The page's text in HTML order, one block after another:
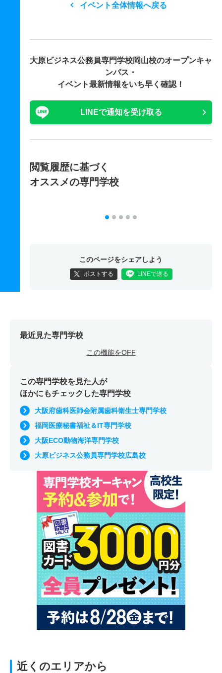
イベント全体情報へ戻る
大原ビジネス公務員専門学校岡山校のオープンキャ
ンパス・
イベント最新情報をいち早く確認！
LINEで通知を受け取る
閲覧履歴に基づく
オススメの専門学校
このページをシェアしよう
ポストする LINEで送る
最近見た専門学校
この機能をOFF
この専門学校を見た人が
ほかにもチェックした専門学校
大阪府歯科医師会附属歯科衛生士専門学校
福岡医療秘書福祉＆IT専門学校
大阪ECO動物海洋専門学校
大原ビジネス公務員専門学校広島校
近くのエリアから